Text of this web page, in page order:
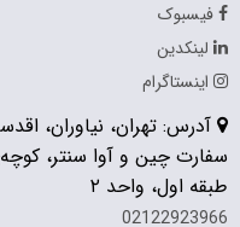
فیسبوک
لینکدین
اینستاگرام
آدرس: تهران، نیاوران،
طبقه اول، واحد ۲
02122923966